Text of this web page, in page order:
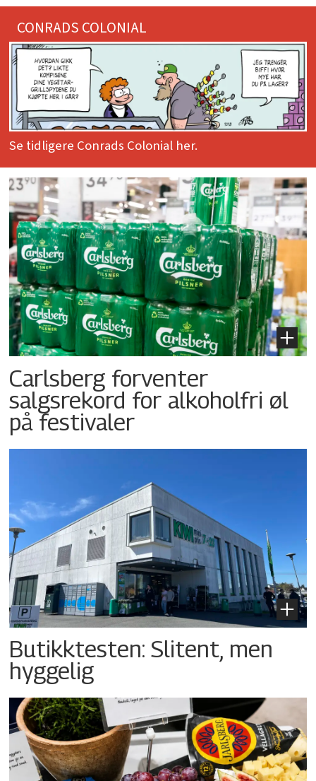
CONRADS COLONIAL
Se tidligere Conrads Colonial her.
Carlsberg forventer
salgsrekord for alkoholfri øl
på festivaler
Butikktesten: Slitent, men
hyggelig